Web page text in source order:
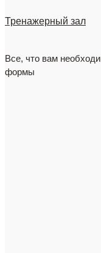
Тренажерный зал
Все, что вам
формы